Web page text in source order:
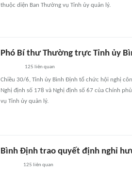
thuộc diện Ban Thường vụ Tỉnh ủy quản lý.
Phó Bí thư Thường trực Tỉnh ủy
125 liên quan
Chiều 30/6, Tỉnh ủy Bình Định tổ chức hội nghị
Nghị định số 178 và Nghị định số 67 của Chính
vụ Tỉnh ủy quản lý.
Bình Định trao quyết định nghỉ
125 liên quan